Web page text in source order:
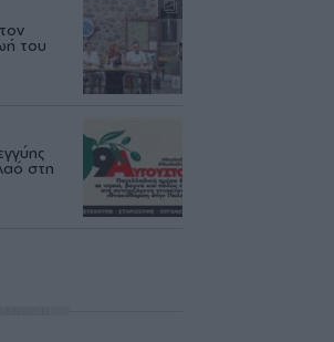
του
στη